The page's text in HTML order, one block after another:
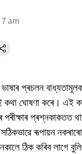
am
প্ৰচলন
ঘোষণা কৰে। এই
প্ৰশ্নকাকতত
ৰূপায়ন
ঠিক কৰিব